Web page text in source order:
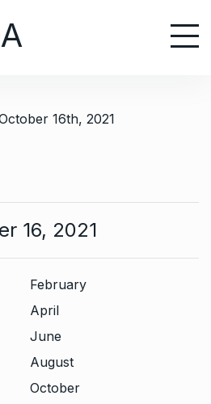
16th, 2021
16, 2021
February
April
June
August
October